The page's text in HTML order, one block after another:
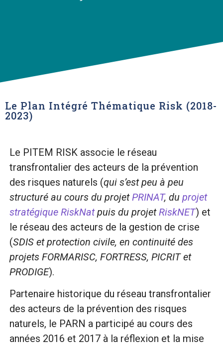
Le Plan Intégré Thématique Risk (2018-
2023)
Le PITEM RISK associe le réseau
transfrontalier des acteurs de la prévention
des risques naturels (qui s’est peu à peu
structuré au cours du projetPRINAT, du projet
stratégique RiskNatpuis du projetRiskNET) et
le réseau des acteurs de la gestion de crise
(SDIS et protection civile, en continuité des
projets FORMARISC, FORTRESS, PICRIT et
PRODIGE).
Partenaire historique du réseau transfrontalier
des acteurs de la prévention des risques
naturels, le PARN a participé au cours des
années 2016 et 2017 à la réflexion et la mise